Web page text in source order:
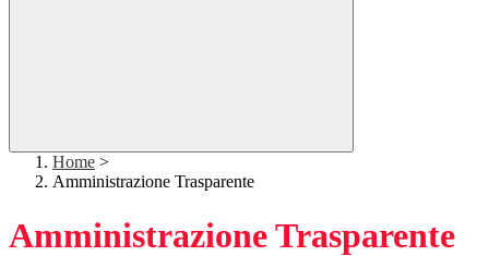
Home >
Amministrazione Trasparente
Amministrazione Trasparente